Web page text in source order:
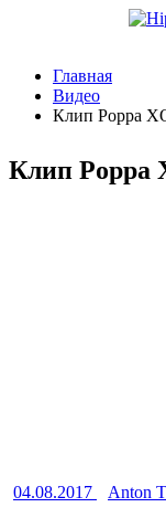
Главная
Видео
Клип Poppa
Клип Poppa
04.08.2017
Anton T